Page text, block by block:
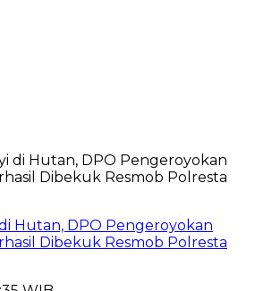
Hutan, DPO Pengeroyokan
Dibekuk Resmob Polresta